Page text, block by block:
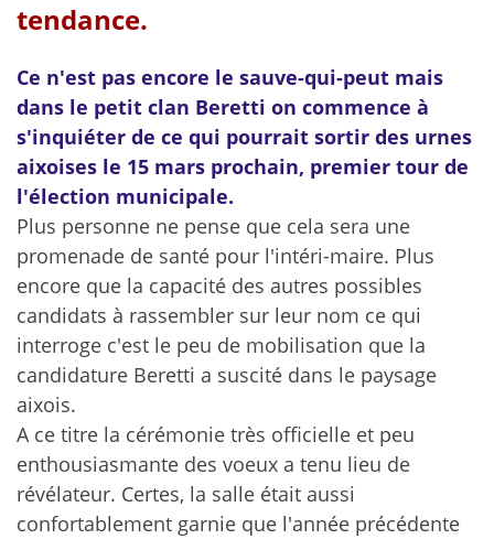
tendance.
Ce n'est pas encore le sauve-qui-peut mais
dans le petit clan Beretti on commence à
s'inquiéter de ce qui pourrait sortir des urnes
aixoises le 15 mars prochain, premier tour de
l'élection municipale.
Plus personne ne pense que cela sera une
promenade de santé pour l'intéri-maire. Plus
encore que la capacité des autres possibles
candidats à rassembler sur leur nom ce qui
interroge c'est le peu de mobilisation que la
candidature Beretti a suscité dans le paysage
aixois.
A ce titre la cérémonie très officielle et peu
enthousiasmante des voeux a tenu lieu de
révélateur. Certes, la salle était aussi
confortablement garnie que l'année précédente